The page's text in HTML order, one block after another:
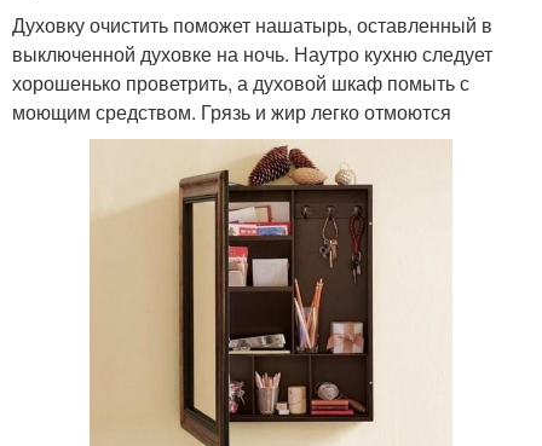
Духовку очистить поможет нашатырь, оставленный в
выключенной духовке на ночь. Наутро кухню следует
хорошенько проветрить, а духовой шкаф помыть с
моющим средством. Грязь и жир легко отмоются